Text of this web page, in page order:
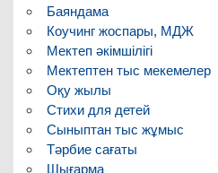
Баяндама
Коучинг жоспары, МДЖ
Мектеп әкімшілігі
Мектептен тыс мекемелер
Оқу жылы
Стихи для детей
Сыныптан тыс жұмыс
Тәрбие сағаты
Шығарма